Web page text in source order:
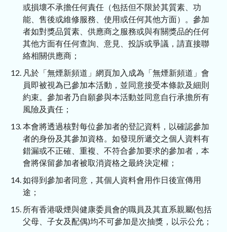
或損壞不承擔任何責任（包括但不限於其質素、功
能、售後或維修服務、使用或任何其他方面）。參加
者如對獎品質素、供應商之服務或與有關獎品的任何
其他方面有任何查詢、意見、投訴或爭議，請直接聯
絡相關供應商；
凡於「無煙新頻道」網頁加入成為「無煙新頻道」會
員即被視為已參加本活動，並同意接受本條款及細則
約束。參加者乃自願參與本活動並同意自行承擔所有
風險及責任；
本會將透過核對每位參加者的登記資料，以確認參加
者的身份及其參加資格。如發現所遞交之個人資料有
錯漏或不正確、重複、不符合參加要求的參加者，本
會將保留參加者被取消資格之最終決定權；
如得到參加者同意，其個人資料會用作日後宣傳用
途；
所有香港吸煙與健康委員會的職員及其直系親屬(包括
父母、子女及配偶)均不可參加是次抽獎，以示公允；